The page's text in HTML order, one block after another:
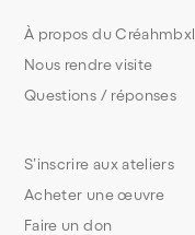
S’inscrire aux ateliers
Acheter une œuvre
Faire un don
À propos du Créahmbxl
Nous rendre visite
Questions / réponses